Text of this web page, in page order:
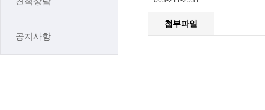
공지사항
첨부파일